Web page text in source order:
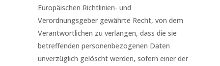
Europäischen Richtlinien- und
Verordnungsgeber gewährte Recht, von dem
Verantwortlichen zu verlangen, dass die sie
betreffenden personenbezogenen Daten
unverzüglich gelöscht werden, sofern einer der